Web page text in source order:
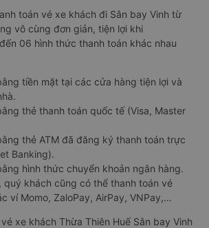
toán vé xe khách đi Sân bay Vinh từ
vô cùng đơn giản, tiện lợi khi
06 hình thức thanh toán khác nhau
tiền mặt tại các cửa hàng tiện lợi và
thẻ thanh toán quốc tế (Visa, Master
thẻ ATM đã đăng ký thanh toán trực
Banking).
hình thức chuyển khoản ngân hàng.
quý khách cũng có thể thanh toán vé
ví Momo, ZaloPay, AirPay, VNPay,…
xe khách Thừa Thiên Huế Sân bay Vinh